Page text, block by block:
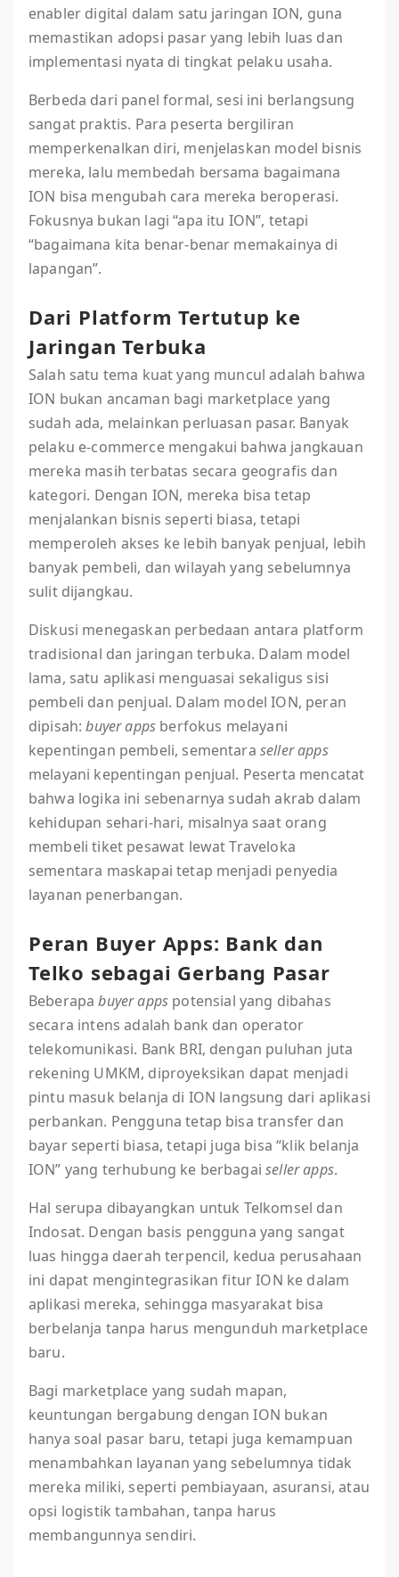
enabler digital dalam satu jaringan ION, guna
memastikan adopsi pasar yang lebih luas dan
implementasi nyata di tingkat pelaku usaha.
Berbeda dari panel formal, sesi ini berlangsung
sangat praktis. Para peserta bergiliran
memperkenalkan diri, menjelaskan model bisnis
mereka, lalu membedah bersama bagaimana
ION bisa mengubah cara mereka beroperasi.
Fokusnya bukan lagi “apa itu ION”, tetapi
“bagaimana kita benar-benar memakainya di
lapangan”.
Dari Platform Tertutup ke
Jaringan Terbuka
Salah satu tema kuat yang muncul adalah bahwa
ION bukan ancaman bagi marketplace yang
sudah ada, melainkan perluasan pasar. Banyak
pelaku e-commerce mengakui bahwa jangkauan
mereka masih terbatas secara geografis dan
kategori. Dengan ION, mereka bisa tetap
menjalankan bisnis seperti biasa, tetapi
memperoleh akses ke lebih banyak penjual, lebih
banyak pembeli, dan wilayah yang sebelumnya
sulit dijangkau.
Diskusi menegaskan perbedaan antara platform
tradisional dan jaringan terbuka. Dalam model
lama, satu aplikasi menguasai sekaligus sisi
pembeli dan penjual. Dalam model ION, peran
dipisah:buyer apps berfokus melayani
kepentingan pembeli, sementara seller apps
melayani kepentingan penjual. Peserta mencatat
bahwa logika ini sebenarnya sudah akrab dalam
kehidupan sehari-hari, misalnya saat orang
membeli tiket pesawat lewat Traveloka
sementara maskapai tetap menjadi penyedia
layanan penerbangan.
Peran Buyer Apps: Bank dan
Telko sebagai Gerbang Pasar
Beberapabuyer apps potensial yang dibahas
secara intens adalah bank dan operator
telekomunikasi. Bank BRI, dengan puluhan juta
rekening UMKM, diproyeksikan dapat menjadi
pintu masuk belanja di ION langsung dari aplikasi
perbankan. Pengguna tetap bisa transfer dan
bayar seperti biasa, tetapi juga bisa “klik belanja
ION” yang terhubung ke berbagaiseller apps.
Hal serupa dibayangkan untuk Telkomsel dan
Indosat. Dengan basis pengguna yang sangat
luas hingga daerah terpencil, kedua perusahaan
ini dapat mengintegrasikan fitur ION ke dalam
aplikasi mereka, sehingga masyarakat bisa
berbelanja tanpa harus mengunduh marketplace
baru.
Bagi marketplace yang sudah mapan,
keuntungan bergabung dengan ION bukan
hanya soal pasar baru, tetapi juga kemampuan
menambahkan layanan yang sebelumnya tidak
mereka miliki, seperti pembiayaan, asuransi, atau
opsi logistik tambahan, tanpa harus
membangunnya sendiri.